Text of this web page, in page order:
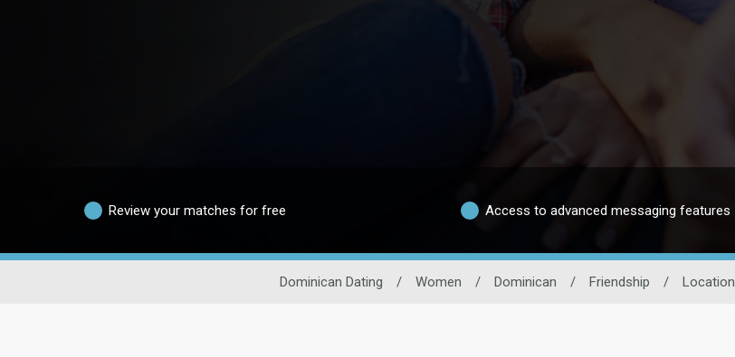
Review your matches for free Access to advanced messaging features
Dominican Dating / Women / Dominican / Friendship / Location